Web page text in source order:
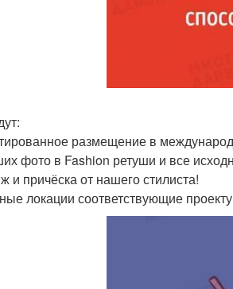
размещение в
фото в Fashion ретуши и все
и причёска от нашего стилиста!
локации соответствующие